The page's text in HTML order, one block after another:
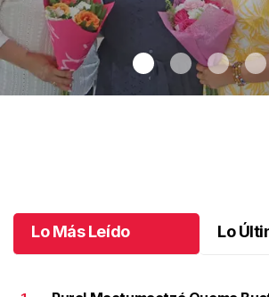
Lo Más Leído Lo